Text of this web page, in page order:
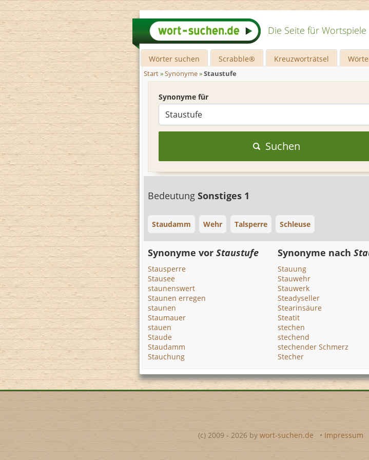
Die Seite für
Wörter suchen Scrabble® Kreuzworträtsel
Start»Synonyme»Staustufe
Synonyme für
Suchen
Bedeutung Sonstiges 1
Staudamm Wehr Talsperre Schleuse
Synonyme vor Staustufe
Stausperre
Stausee
staunenswert
Staunen erregen
staunen
Staumauer
stauen
Staude
Staudamm
Stauchung
Synonyme nach
Stauung
Stauwehr
Stauwerk
Steadyseller
Stearinsäure
Steatit
stechen
stechend
stechender Schmerz
Stecher
(c) 2009 - 2026 by wort-suchen.de • Impressum